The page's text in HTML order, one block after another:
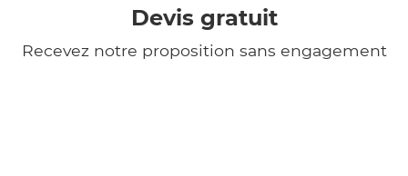
Devis gratuit
Recevez notre proposition sans engagement